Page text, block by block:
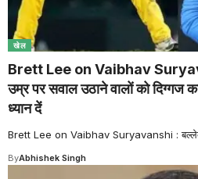
खेल
Brett Lee on Vaibhav
उम्र पर सवाल उठाने वालों को दिग्गज
ध्यान दें
Brett Lee on Vaibhav Suryavanshi :
ByAbhishek Singh